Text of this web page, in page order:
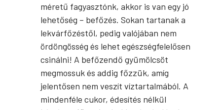
méretű fagyasztónk, akkor is van egy jó
lehetőség – befőzés. Sokan tartanak a
lekvárfőzéstől, pedig valójában nem
ördöngösség és lehet egészségfelelősen
csinálni! A befőzendő gyümölcsöt
megmossuk és addig főzzük, amíg
jelentősen nem veszít víztartalmából. A
mindenféle cukor, édesítés nélkül